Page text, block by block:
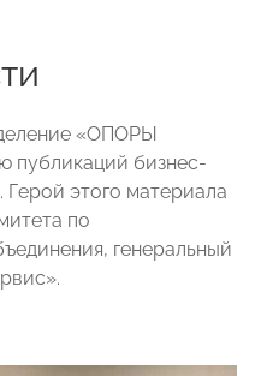
«ОПОРЫ
бизнес-
этого материала
по
генеральный